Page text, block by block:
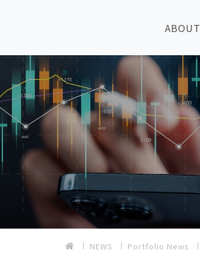
ABOUT
NEWS Portfolio News